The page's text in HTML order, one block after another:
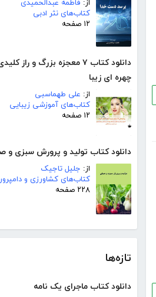
از: فاطمه عبدالحمیدی
کتاب‌های نثر ادبی
۱۲ صفحه
دانلود کتاب ٧ معجزه بزرگ و
چهره ای زیبا
از: علی طهماسبی
کتاب‌های آموزشی زیبایی
۱۲ صفحه
دانلود کتاب تولید و پرورش سبزی و
از: جلیل تاجیک
کتاب‌های کشاورزی و
۲۲۸ صفحه
تازه‌ها
دانلود کتاب ماجرای یک نامه